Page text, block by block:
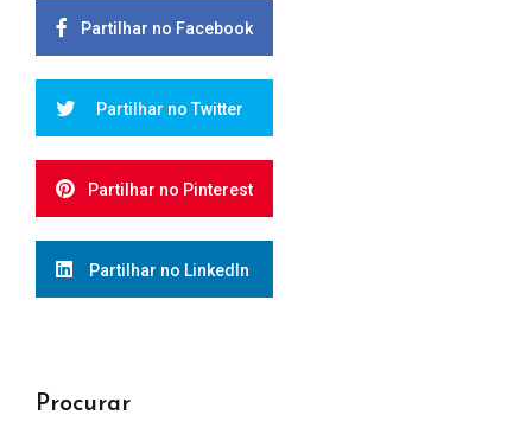
Partilhar no Facebook
Partilhar no Twitter
Partilhar no Pinterest
Partilhar no LinkedIn
Procurar